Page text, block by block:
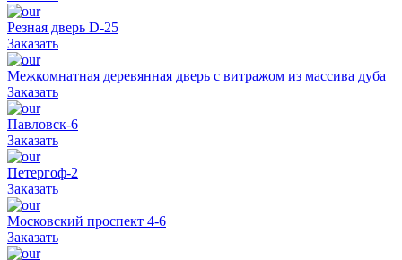
Резная дверь D-25
Заказать
Межкомнатная деревянная дверь с витражом из массива дуба
Заказать
Павловск-6
Заказать
Петергоф-2
Заказать
Московский проспект 4-6
Заказать